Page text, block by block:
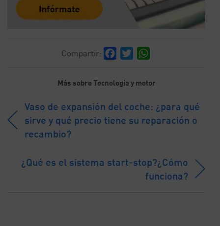
Compartir: Facebook
Twitter
Más sobre Tecnología y motor
Vaso de expansión del coche: ¿para qué
sirve y qué precio tiene su reparación o
recambio?
¿Qué es el sistema start-stop?¿Cómo
funciona?